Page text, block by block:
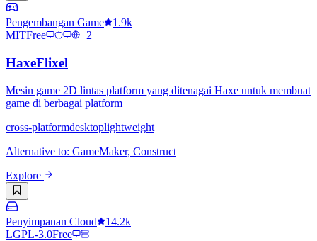
Pengembangan Game
1.9k
MITFree +2
HaxeFlixel
Mesin game 2D lintas platform yang ditenagai Haxe untuk membuat
game di berbagai platform
cross-platformdesktoplightweight
Alternative to: GameMaker, Construct
Explore
Penyimpanan Cloud
14.2k
LGPL-3.0Free